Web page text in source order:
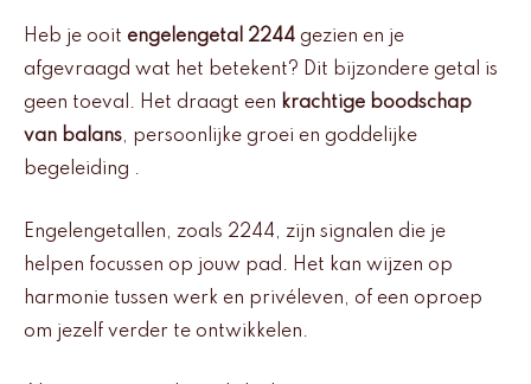
Heb je ooit engelengetal 2244 gezien en je
afgevraagd wat het betekent? Dit bijzondere getal is
geen toeval. Het draagt een krachtige boodschap
van balans, persoonlijke groei en goddelijke
begeleiding .
Engelengetallen, zoals 2244, zijn signalen die je
helpen focussen op jouw pad. Het kan wijzen op
harmonie tussen werk en privéleven, of een oproep
om jezelf verder te ontwikkelen.